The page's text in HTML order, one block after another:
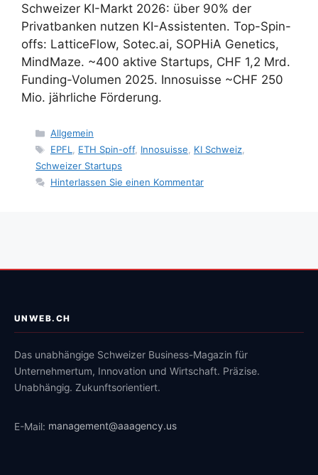
Schweizer KI-Markt 2026: über 90% der
Privatbanken nutzen KI-Assistenten. Top-Spin-
offs: LatticeFlow, Sotec.ai, SOPHiA Genetics,
MindMaze. ~400 aktive Startups, CHF 1,2 Mrd.
Funding-Volumen 2025. Innosuisse ~CHF 250
Mio. jährliche Förderung.
Kategorien
Allgemein
Tags
EPFL, ETH Spin-off, Innosuisse, KI Schweiz,
Schweizer Startups
Hinterlassen Sie einen Kommentar
UNWEB.CH
Das unabhängige Schweizer Business-Magazin für
Unternehmertum, Innovation und Wirtschaft. Präzise.
Unabhängig. Zukunftsorientiert.
E-Mail: management@aaagency.us